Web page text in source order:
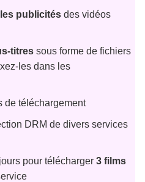
publicités des vidéos
titres sous forme de fichiers
les dans les
de téléchargement
DRM de divers services
pour télécharger 3 films